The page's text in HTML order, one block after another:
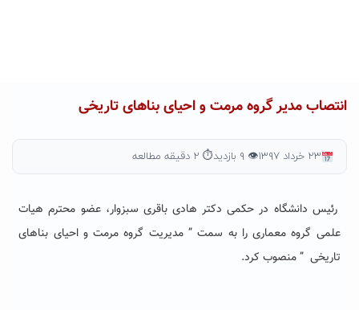
انتصاب مدیر گروه مرمت و احیای بناهای تاریخی
۲۳ خرداد ۱۳۹۷ 👁 ۹ بازدید ⏱ ۲ دقیقه مطالعه
رئیس دانشگاه در حکمی دکتر هادی باقری سبزوار، عضو محترم هیات
علمی گروه معماری را به سمت ” مدیریت گروه مرمت و احیای بناهای
تاریخی ” منصوب کرد.